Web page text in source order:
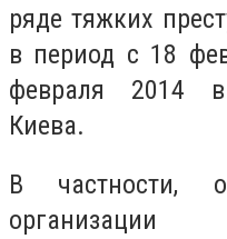
ряде тяжких
в период с 18
февраля 2014
Киева.
В частности,